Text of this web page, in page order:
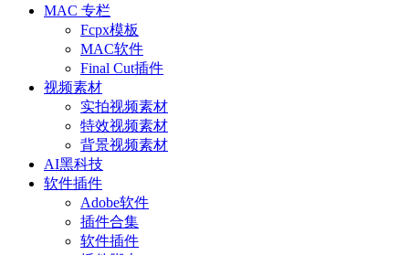
MAC 专栏
Fcpx模板
MAC软件
Final Cut插件
视频素材
实拍视频素材
特效视频素材
背景视频素材
AI黑科技
软件插件
Adobe软件
插件合集
软件插件